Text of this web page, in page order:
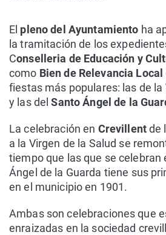
El pleno del Ayuntamiento ha
la tramitación de los
Conselleria de Educación y
como Bien de Relevancia Local
fiestas más populares: las de la
y las delSanto Ángel de la
La celebración en Crevillentde
a la Virgen de la Salud se
tiempo que las que se celebran
Ángel de la Guarda tiene sus
en el municipio en 1901.
Ambas son celebraciones que
enraizadas en la sociedad